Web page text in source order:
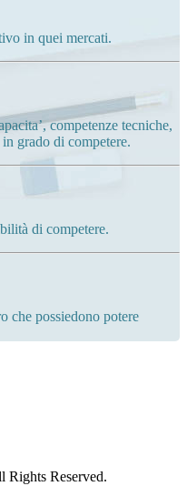
in quei mercati.
competenze tecniche,
grado di competere.
di competere.
che possiedono potere
Reserved.